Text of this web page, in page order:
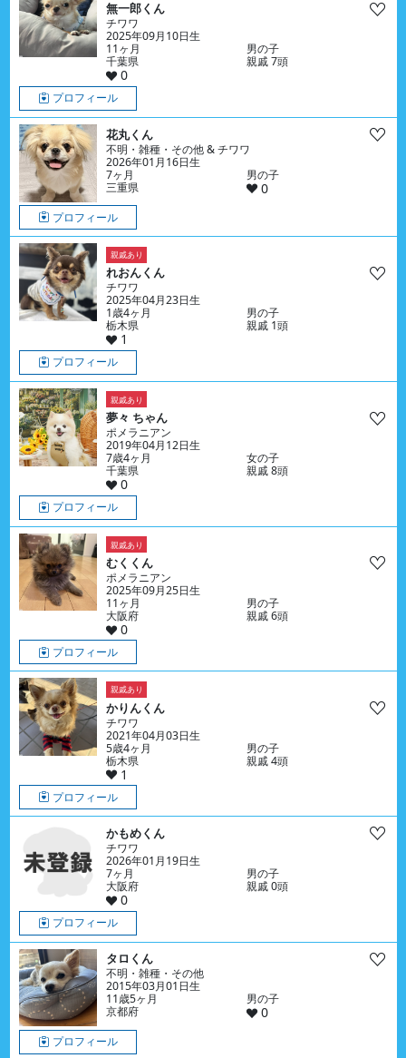
無一郎くん
チワワ
2025年09月10日生
11ヶ月
男の子
千葉県
親戚 7頭
0
プロフィール
花丸くん
不明・雑種・その他 & チワワ
2026年01月16日生
7ヶ月
男の子
三重県
0
プロフィール
親戚あり
れおんくん
チワワ
2025年04月23日生
1歳4ヶ月
男の子
栃木県
親戚 1頭
1
プロフィール
親戚あり
夢々 ちゃん
ポメラニアン
2019年04月12日生
7歳4ヶ月
女の子
千葉県
親戚 8頭
0
プロフィール
親戚あり
むくくん
ポメラニアン
2025年09月25日生
11ヶ月
男の子
大阪府
親戚 6頭
0
プロフィール
親戚あり
かりんくん
チワワ
2021年04月03日生
5歳4ヶ月
男の子
栃木県
親戚 4頭
1
プロフィール
かもめくん
チワワ
2026年01月19日生
7ヶ月
男の子
大阪府
親戚 0頭
0
プロフィール
タロくん
不明・雑種・その他
2015年03月01日生
11歳5ヶ月
男の子
京都府
0
プロフィール